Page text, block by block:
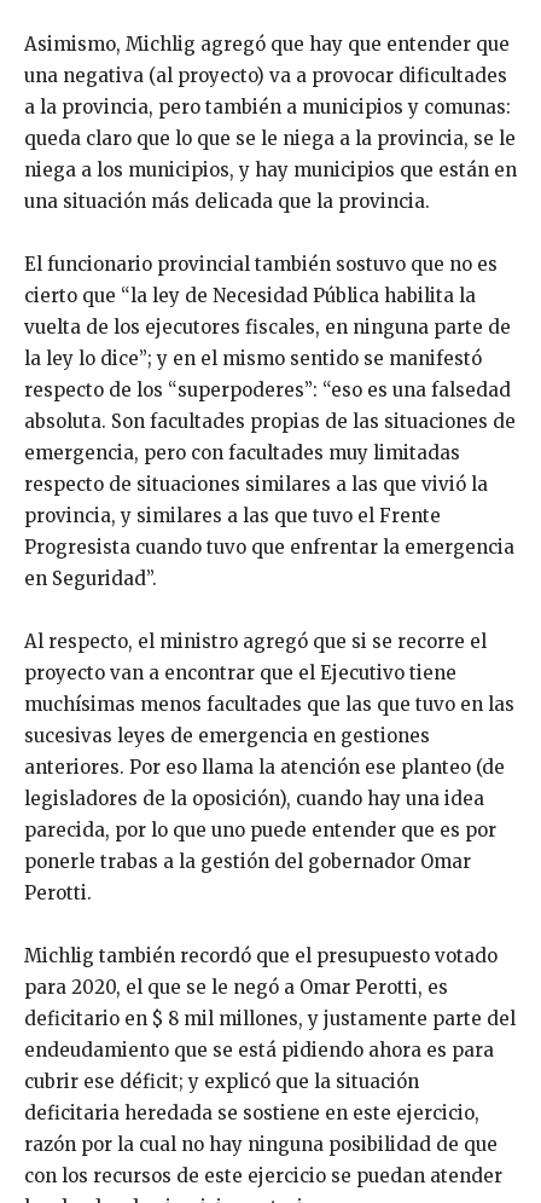
Asimismo, Michlig agregó que hay que entender que
una negativa (al proyecto) va a provocar dificultades
a la provincia, pero también a municipios y comunas:
queda claro que lo que se le niega a la provincia, se le
niega a los municipios, y hay municipios que están en
una situación más delicada que la provincia.
El funcionario provincial también sostuvo que no es
cierto que “la ley de Necesidad Pública habilita la
vuelta de los ejecutores fiscales, en ninguna parte de
la ley lo dice”; y en el mismo sentido se manifestó
respecto de los “superpoderes”: “eso es una falsedad
absoluta. Son facultades propias de las situaciones de
emergencia, pero con facultades muy limitadas
respecto de situaciones similares a las que vivió la
provincia, y similares a las que tuvo el Frente
Progresista cuando tuvo que enfrentar la emergencia
en Seguridad”.
Al respecto, el ministro agregó que si se recorre el
proyecto van a encontrar que el Ejecutivo tiene
muchísimas menos facultades que las que tuvo en las
sucesivas leyes de emergencia en gestiones
anteriores. Por eso llama la atención ese planteo (de
legisladores de la oposición), cuando hay una idea
parecida, por lo que uno puede entender que es por
ponerle trabas a la gestión del gobernador Omar
Perotti.
Michlig también recordó que el presupuesto votado
para 2020, el que se le negó a Omar Perotti, es
deficitario en $ 8 mil millones, y justamente parte del
endeudamiento que se está pidiendo ahora es para
cubrir ese déficit; y explicó que la situación
deficitaria heredada se sostiene en este ejercicio,
razón por la cual no hay ninguna posibilidad de que
con los recursos de este ejercicio se puedan atender